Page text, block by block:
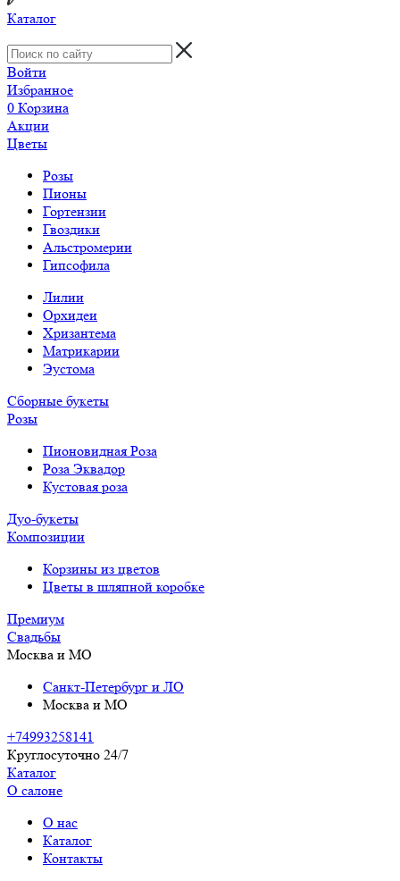
Каталог
Войти
Избранное
0 Корзина
Акции
Цветы
Розы
Пионы
Гортензии
Гвоздики
Альстромерии
Гипсофила
Лилии
Орхидеи
Хризантема
Матрикарии
Эустома
Сборные букеты
Розы
Пионовидная Роза
Роза Эквадор
Кустовая роза
Дуо-букеты
Композиции
Корзины из цветов
Цветы в шляпной коробке
Премиум
Свадьбы
Москва и МО
Санкт-Петербург и ЛО
Москва и МО
+74993258141
Круглосуточно 24/7
Каталог
О салоне
О нас
Каталог
Контакты